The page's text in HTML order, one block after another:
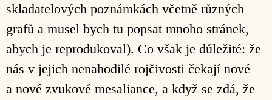
skladatelových poznámkách včetně různých
grafů a musel bych tu popsat mnoho stránek,
abych je reprodukoval). Co však je důležité: že
nás v jejich nenahodilé rojčivosti čekají nové
a nové zvukové mesaliance, a když se zdá, že